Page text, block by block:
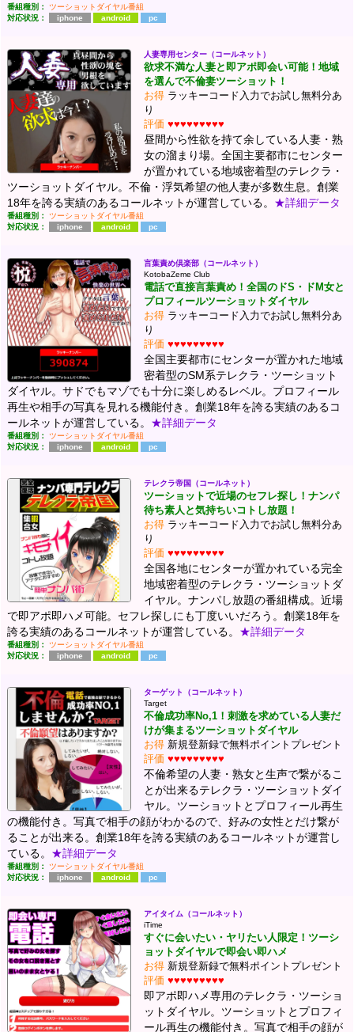
番組種別：
ツーショットダイヤル番組
対応状況：
iphone android pc
人妻専用センター（コールネット）
欲求不満な人妻と即アポ即会い可能！地域
を選んで不倫妻ツーショット！
お得 ラッキーコード入力でお試し無料分あ
り
評価 ♥♥♥♥♥♥♥♥♥
昼間から性欲を持て余している人妻・熟
女の溜まり場。全国主要都市にセンター
が置かれている地域密着型のテレクラ・
ツーショットダイヤル。不倫・浮気希望の他人妻が多数生息。創業
18年を誇る実績のあるコールネットが運営している。 ★詳細データ
番組種別：
ツーショットダイヤル番組
対応状況：
iphone android pc
言葉責め倶楽部（コールネット）
KotobaZeme Club
電話で直接言葉責め！全国のドS・ドM女と
プロフィールツーショットダイヤル
お得 ラッキーコード入力でお試し無料分あ
り
評価 ♥♥♥♥♥♥♥♥♥
全国主要都市にセンターが置かれた地域
密着型のSM系テレクラ・ツーショット
ダイヤル。サドでもマゾでも十分に楽しめるレベル。プロフィール
再生や相手の写真を見れる機能付き。創業18年を誇る実績のあるコ
ールネットが運営している。 ★詳細データ
番組種別：
ツーショットダイヤル番組
対応状況：
iphone android pc
テレクラ帝国（コールネット）
ツーショットで近場のセフレ探し！ナンパ
待ち素人と気持ちいコトし放題！
お得 ラッキーコード入力でお試し無料分あ
り
評価 ♥♥♥♥♥♥♥♥♥
全国各地にセンターが置かれている完全
地域密着型のテレクラ・ツーショットダ
イヤル。ナンパし放題の番組構成。近場
で即アポ即ハメ可能。セフレ探しにも丁度いいだろう。創業18年を
誇る実績のあるコールネットが運営している。 ★詳細データ
番組種別：
ツーショットダイヤル番組
対応状況：
iphone android pc
ターゲット（コールネット）
Target
不倫成功率No,1！刺激を求めている人妻だ
けが集まるツーショットダイヤル
お得 新規登新録で無料ポイントプレゼント
評価 ♥♥♥♥♥♥♥♥♥
不倫希望の人妻・熟女と生声で繋がるこ
とが出来るテレクラ・ツーショットダイ
ヤル。ツーショットとプロフィール再生
の機能付き。写真で相手の顔がわかるので、好みの女性とだけ繋が
ることが出来る。創業18年を誇る実績のあるコールネットが運営し
ている。 ★詳細データ
番組種別：
ツーショットダイヤル番組
対応状況：
iphone android pc
アイタイム（コールネット）
iTime
すぐに会いたい・ヤリたい人限定！ツーシ
ョットダイヤルで即会い即ハメ
お得 新規登新録で無料ポイントプレゼント
評価 ♥♥♥♥♥♥♥♥♥
即アポ即ハメ専用のテレクラ・ツーショ
ットダイヤル。ツーショットとプロフィ
ール再生の機能付き。写真で相手の顔が